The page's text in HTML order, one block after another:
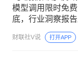
模型调用限时免
底，行业洞察报
成为中国最受欢
务，这家公司旗
财联社V说 打开APP